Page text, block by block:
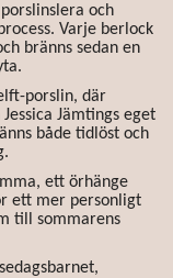
och
Varje berlock
bränns sedan en
porslin, där
Jämtings eget
både tidlöst och
ett örhänge
ett mer personligt
till sommarens